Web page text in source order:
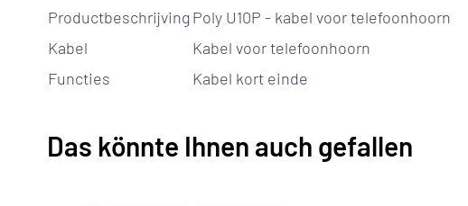
ProductbeschrijvingPoly U10P - kabel voor telefoonhoorn
Kabel
Kabel voor telefoonhoorn
Functies
Kabel kort einde
Das könnte Ihnen auch gefallen